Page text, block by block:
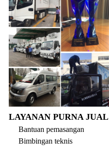
LAYANAN PURNA JUAL
Bantuan pemasangan
Bimbingan teknis